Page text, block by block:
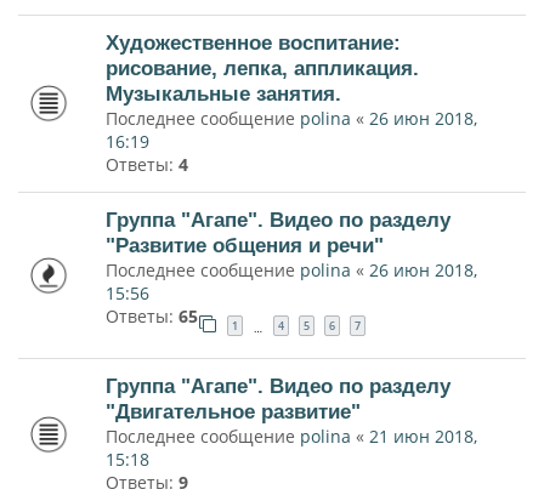
Художественное воспитание:
рисование, лепка, аппликация.
Музыкальные занятия.
Последнее сообщение polina « 26 июн 2018,
16:19
Ответы: 4
Группа "Агапе". Видео по разделу
"Развитие общения и речи"
Последнее сообщение polina « 26 июн 2018,
15:56
Ответы: 65 1 4 5 6 7
Группа "Агапе". Видео по разделу
"Двигательное развитие"
Последнее сообщение polina « 21 июн 2018,
15:18
Ответы: 9